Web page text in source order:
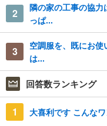
2
隣の家の工事の協
っぱ...
3
空調服を、既にお
は...
回答数ランキング
1 大喜利です こんな